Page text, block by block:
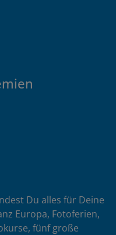
Du alles für Deine
Europa, Fotoferien,
fünf große